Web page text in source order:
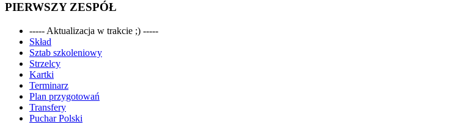
PIERWSZY ZESPÓŁ
----- Aktualizacja w trakcie ;) -----
Skład
Sztab szkoleniowy
Strzelcy
Kartki
Terminarz
Plan przygotowań
Transfery
Puchar Polski